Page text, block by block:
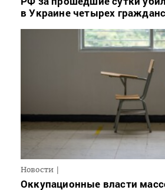
в Украине четырех
Новости
Оккупационные власти